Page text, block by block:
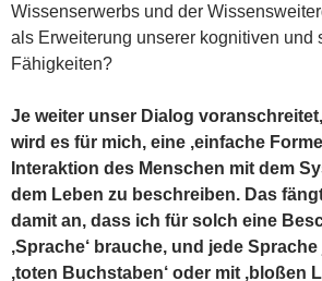
Wissenserwerbs und der
als Erweiterung unserer kognitiven und
Fähigkeiten?
Je weiter unser Dialog
wird es für mich, eine ‚einfache
Interaktion des Menschen mit dem
dem Leben zu beschreiben. Das
damit an, dass ich für solch eine
‚Sprache‘ brauche, und jede
‚toten Buchstaben‘ oder mit ‚bloßen